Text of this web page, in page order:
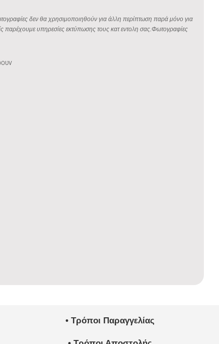
δεν θα χρησιμοποιηθούν για άλλη περίπτωση παρά μόνο για
παρέχουμε υπηρεσίες εκτύπωσης τους κατ εντολη σας.Φωτογραφίες
• Τρόποι Παραγγελίας